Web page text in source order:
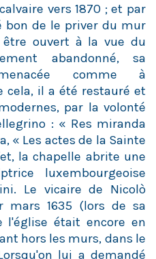
vers 1870 ; et par
bon de le priver du mur
ouvert à la vue du
abandonné, sa
comme à
cela, il a été restauré et
par la volonté
: « Res miranda
« Les actes de la Sainte
la chapelle abrite une
luxembourgeoise
Le vicaire de Nicolò
mars 1635 (lors de sa
l'église était encore en
hors les murs, dans le
lui a demandé